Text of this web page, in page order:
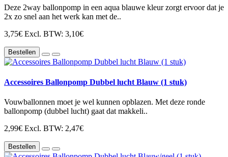
Deze 2way ballonpomp in een aqua blauwe kleur zorgt ervoor dat je
2x zo snel aan het werk kan met de..
3,75€ Excl. BTW: 3,10€
Bestellen
Accessoires Ballonpomp Dubbel lucht Blauw (1 stuk)
Vouwballonnen moet je wel kunnen opblazen. Met deze ronde
ballonpomp (dubbel lucht) gaat dat makkeli..
2,99€ Excl. BTW: 2,47€
Bestellen